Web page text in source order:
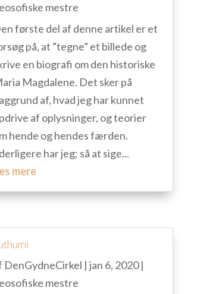
mestre
første del af denne artikel er et
på, at ”tegne” et billede og
en biografi om den historiske
Magdalene. Det sker på
af, hvad jeg har kunnet
af oplysninger, og teorier
hende og hendes færden.
har jeg; så at sige...
mere
DenGydneCirkel | jan 6, 2020|
mestre